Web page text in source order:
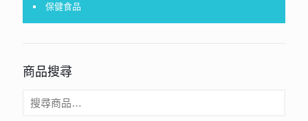
保健食品
商品搜尋